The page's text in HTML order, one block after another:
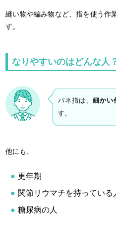
縫い物や編み物など、指を使う作
す。
なりやすいのはどんな人
バネ指は、細かい
す。
他にも、
更年期
関節リウマチを持っている
糖尿病の人